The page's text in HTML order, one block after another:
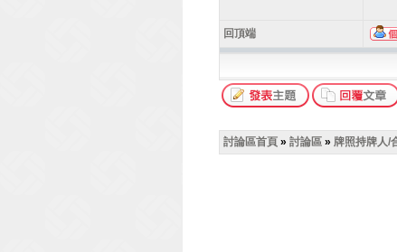
回頂端
討論區首頁 » 討論區 » 牌照持牌人/